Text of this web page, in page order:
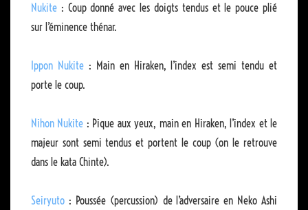
Nukite : Coup donné avec les doigts tendus et le pouce plié
sur l’éminence thénar.
Ippon Nukite: Main en Hiraken, l’index est semi tendu et
porte le coup.
Nihon Nukite : Pique aux yeux, main en Hiraken, l’index et le
majeur sont semi tendus et portent le coup (on le retrouve
dans le kata Chinte).
Seiryuto : Poussée (percussion) de l’adversaire en Neko Ashi